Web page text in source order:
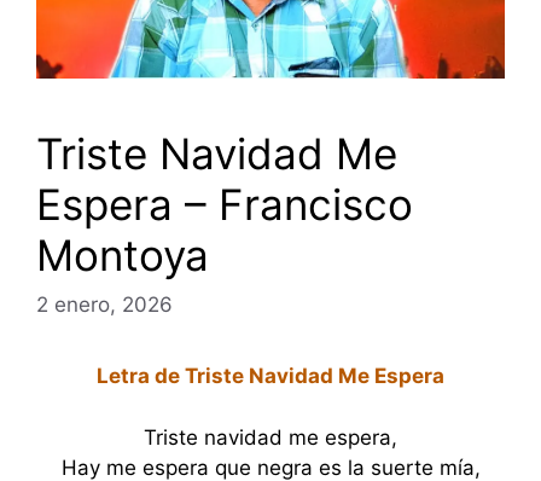
Triste Navidad Me
Espera – Francisco
Montoya
2 enero, 2026
Letra de Triste Navidad Me Espera
Triste navidad me espera,
Hay me espera que negra es la suerte mía,